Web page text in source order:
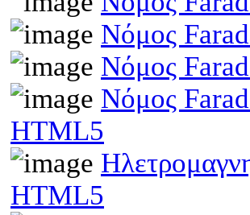
Νόμος
Νόμος
Νόμος
HTML5
HTML5